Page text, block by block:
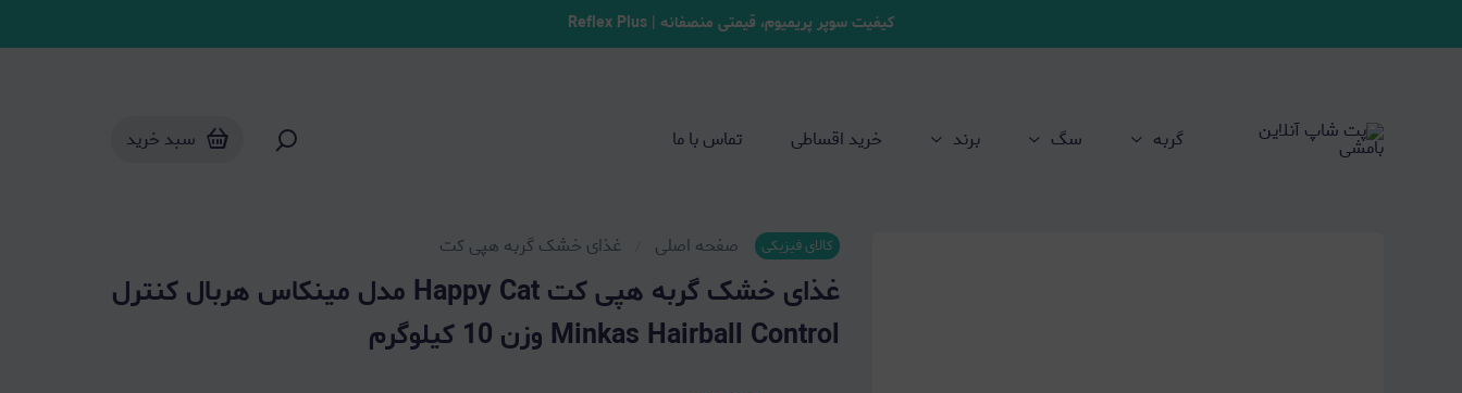
کیفیت سوپر پریمیوم، قیمتی منصفانه | Reflex Plus
گربه سگ برند خرید اقساطی تماس با ما سبد خرید
کالای فیزیکی صفحه اصلی غذای خشک گربه هپی کت
غذای خشک گربه هپی کت Happy Cat مدل مینکاس هربال کنترل
Minkas Hairball Control وزن 10 کیلوگرم